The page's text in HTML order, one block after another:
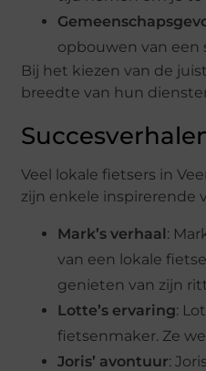
opbouwen van een
Bij het kiezen van de
breedte van hun
Veel lokale fietsers in
zijn enkele inspirerende
Mark’s verhaal:
van een lokale
genieten van zijn
Lotte’s ervaring:
fietsenmaker. Ze
Joris’ avontuur: